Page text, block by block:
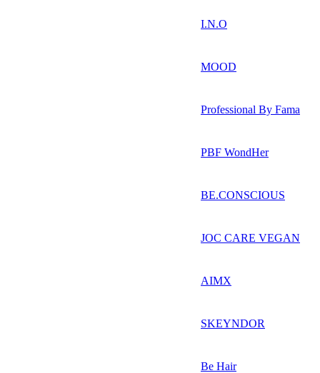
I.N.O
MOOD
Professional By Fama
PBF WondHer
BE.CONSCIOUS
JOC CARE VEGAN
AIMX
SKEYNDOR
Be Hair